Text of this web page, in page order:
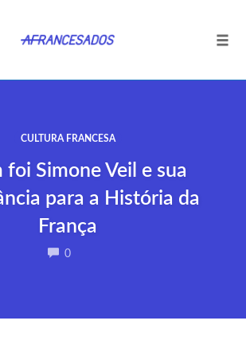
CULTURA FRANCESA
foi Simone Veil e sua
para a História da
França
0COMMENTS